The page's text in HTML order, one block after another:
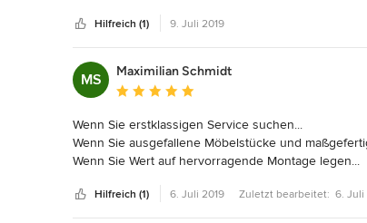
Hilfreich (1) 9. Juli 2019
MS
Maximilian Schmidt
Durchschnittliche Bewertung: 5 von 5
Wenn Sie erstklassigen Service suchen...
Wenn Sie ausgefallene Möbelstücke und
Wenn Sie Wert auf hervorragende Montage legen...
...dann nehmen Sie die Firma Pröbster in Neumarkt!
Hilfreich (1) 6. Juli 2019 Zuletzt bearbeitet: 6. Juli